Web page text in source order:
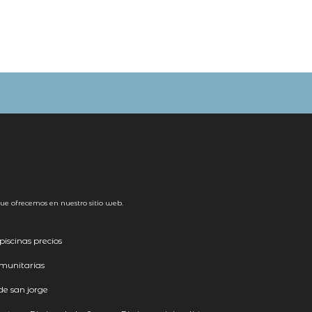
ofrecemos en nuestro sitio web.
precios
san jorge